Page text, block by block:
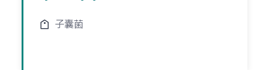
子囊菌